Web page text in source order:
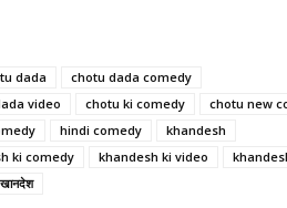
dada
chotu dada comedy
video chotu ki comedy
chotu new
hindi comedy
khandesh
ki comedy khandesh ki video
खानदेश